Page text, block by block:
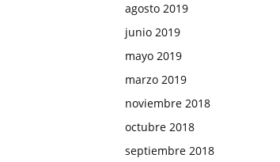
agosto 2019
junio 2019
mayo 2019
marzo 2019
noviembre 2018
octubre 2018
septiembre 2018